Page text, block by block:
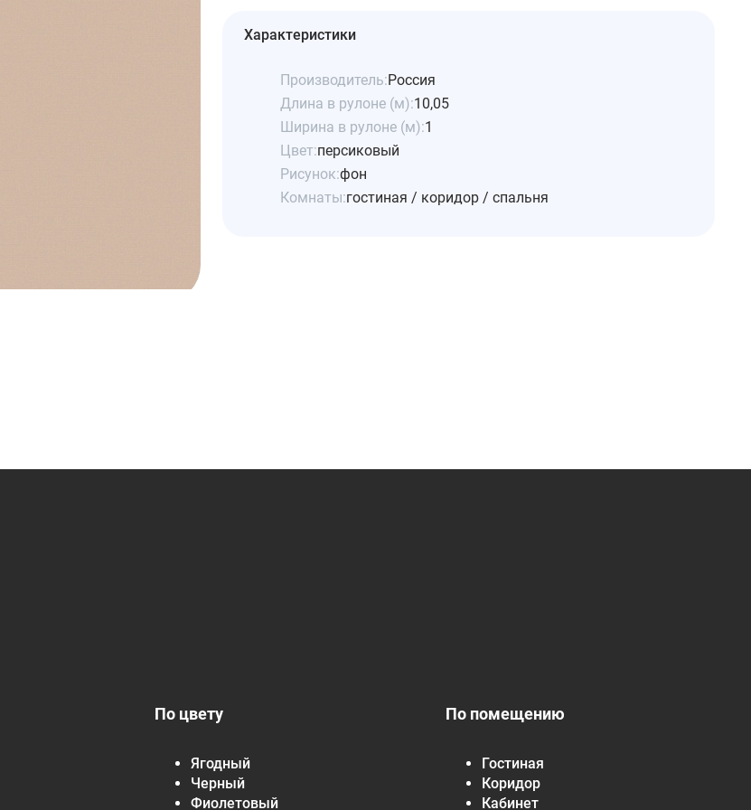
Характеристики
Производитель:Россия
Длина в рулоне (м):10,05
Ширина в рулоне (м):1
Цвет:персиковый
Рисунок:фон
Комнаты:гостиная / коридор / спальня
По цвету
Ягодный
Черный
Фиолетовый
По помещению
Гостиная
Коридор
Кабинет